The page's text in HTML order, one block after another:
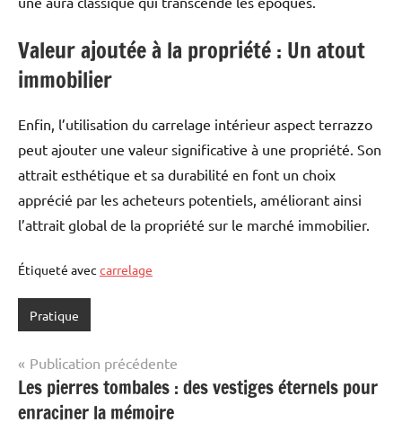
Valeur ajoutée à la propriété : Un atout
immobilier
Enfin, l’utilisation du carrelage intérieur aspect terrazzo
peut ajouter une valeur significative à une propriété. Son
attrait esthétique et sa durabilité en font un choix
apprécié par les acheteurs potentiels, améliorant ainsi
l’attrait global de la propriété sur le marché immobilier.
Étiqueté avec carrelage
Pratique
Navigation
de
l’article
Publication précédente
Les pierres tombales : des vestiges éternels pour
enraciner la mémoire